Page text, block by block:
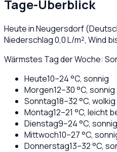
Tage-Überblick
Heute inNeugersdorf(
Niederschlag0,0L/m², Wind
Wärmstes Tag der Woche:
Heute10–24°C, sonnig
Morgen12–30°C, sonnig
Sonntag18–32°C, wolkig
Montag12–21 °C, leicht
Dienstag9–24°C, sonnig
Mittwoch10–27°C,
Donnerstag13–32°C,